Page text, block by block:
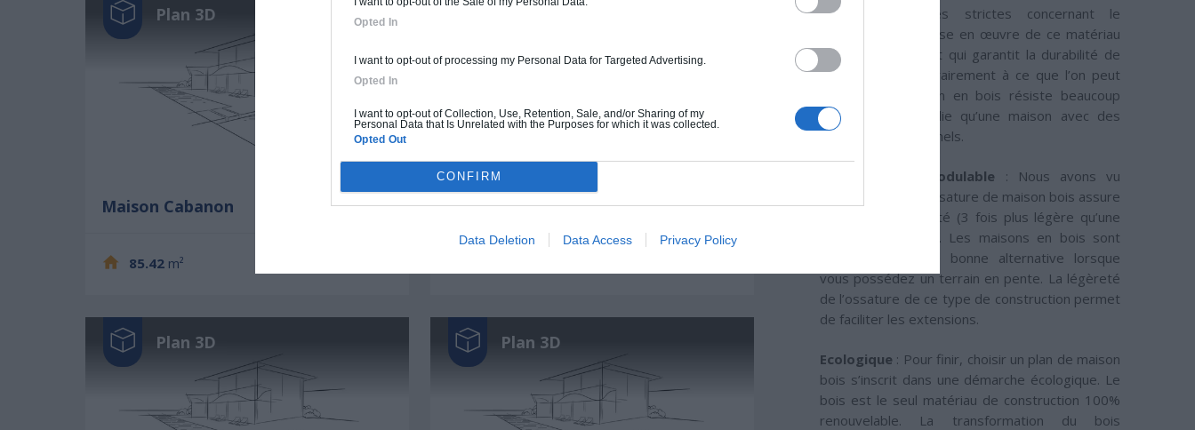
Opted In
I want to opt-out of processing my Personal Data for Targeted Advertising.
Opted In
I want to opt-out of Collection, Use, Retention, Sale, and/or Sharing of my
Personal Data that Is Unrelated with the Purposes for which it was collected.
Opted Out
CONFIRM
Data Deletion Data Access Privacy Policy
Plan 3D
Maison Cabanon
85.42 m²
Plan 3D
Maison Boulenc
Plan 3D Plan 3D
noter les normes strictes concernant le
traitement et la mise en œuvre de ce matériau
en font un élément qui garantit la durabilité de
ces maisons. Contrairement à ce que l’on peut
penser une maison en bois résiste beaucoup
mieux à un incendie qu’une maison avec des
matériaux traditionnels.
Adaptable et Modulable : Nous avons vu
précédemment l’ossature de maison bois assure
une grande légèreté (3 fois plus légère qu’une
maison maçonnée). Les maisons en bois sont
donc souvent une bonne alternative lorsque
vous possédez un terrain en pente. La légèreté
de l’ossature de ce type de construction permet
de faciliter les extensions.
Ecologique : Pour finir, choisir un plan de maison
bois s’inscrit dans une démarche écologique. Le
bois est le seul matériau de construction 100%
renouvelable. La transformation du bois